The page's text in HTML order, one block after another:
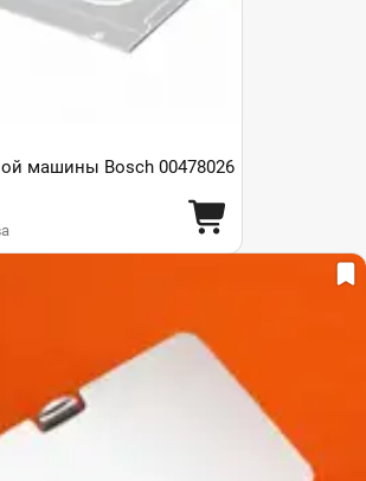
машины Bosch 00478026